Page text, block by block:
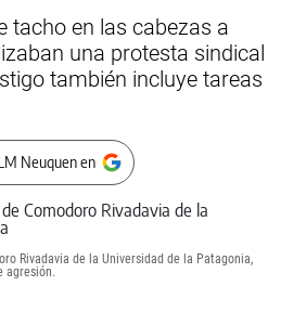
tacho en las cabezas a
una protesta sindical
también incluye tareas
Neuquen en
Rivadavia de la Universidad de la Patagonia,
agresión.